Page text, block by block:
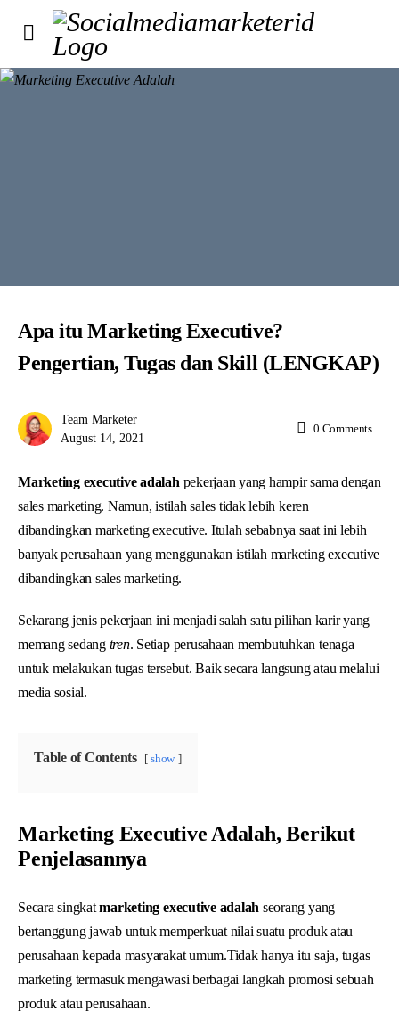
Apa itu Marketing Executive?
Pengertian, Tugas dan Skill (LENGKAP)
Team Marketer
August 14, 2021
0 Comments
Marketing executive adalah pekerjaan yang hampir sama dengan
sales marketing. Namun, istilah sales tidak lebih keren
dibandingkan marketing executive. Itulah sebabnya saat ini lebih
banyak perusahaan yang menggunakan istilah marketing executive
dibandingkan sales marketing.
Sekarang jenis pekerjaan ini menjadi salah satu pilihan karir yang
memang sedang tren. Setiap perusahaan membutuhkan tenaga
untuk melakukan tugas tersebut. Baik secara langsung atau melalui
media sosial.
Table of Contents show
Marketing Executive Adalah, Berikut
Penjelasannya
Secara singkatmarketing executive adalah seorang yang
bertanggung jawab untuk memperkuat nilai suatu produk atau
perusahaan kepada masyarakat umum.Tidak hanya itu saja, tugas
marketing termasuk mengawasi berbagai langkah promosi sebuah
produk atau perusahaan.